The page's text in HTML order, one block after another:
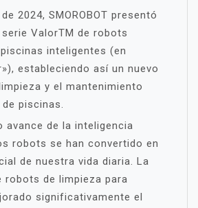
2024, SMOROBOT presentó
ValorTM de robots
inteligentes (en
estableciendo así un nuevo
y el mantenimiento
piscinas.
avance de la inteligencia
robots se han convertido en
de nuestra vida diaria. La
robots de limpieza para
significativamente el